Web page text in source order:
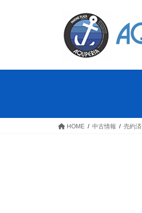
HOME 中古情報 売約済